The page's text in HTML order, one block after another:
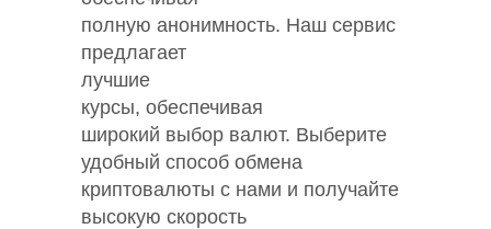
полную анонимность. Наш сервис
предлагает
лучшие
курсы, обеспечивая
широкий выбор валют. Выберите
удобный способ обмена
криптовалюты с нами и получайте
высокую скорость